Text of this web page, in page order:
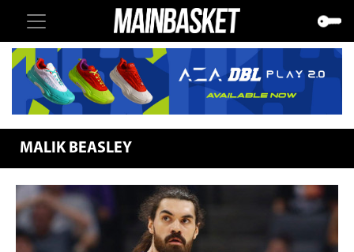
MALIK BEASLEY